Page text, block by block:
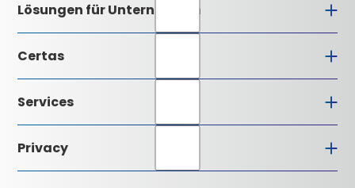
Lösungen für Unternehmen
Certas
Geschäftsleitung
Alarmzentrale
Qualitätsverständnis
Zertifizierung
Services
Downloads
Glossar
Privacy